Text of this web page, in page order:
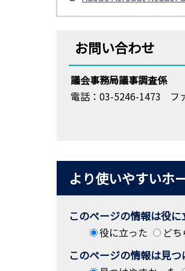
お問い合わせ
議会事務局議事調査係
電話：03-5246-1473
フ
より使いやすいホ
このページの情報は役
役に立った ど
このページの情報は見